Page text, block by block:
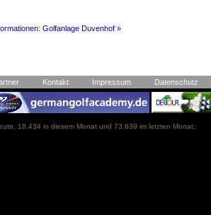
Golfanlage Duvenhof »
Kontakt Impressum Datenschutz
18.434 in diesem Monat und 73.639 im letzten Monat.